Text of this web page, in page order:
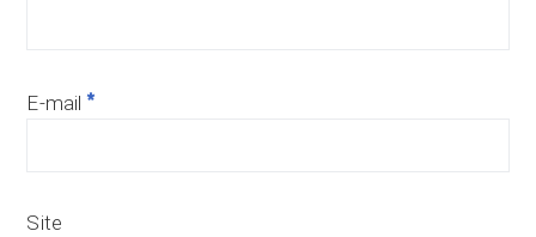
E-mail *
Site